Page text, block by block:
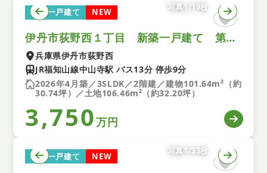
新築一戸建て NEW
写真1/19枚
伊丹市荻野西１丁目 新築一戸建て 第１ 全１区画
兵庫県伊丹市荻野西
JR福知山線中山寺駅 バス13分 停歩9分
2026年4月築／3SLDK／2階建／建物101.64m²（約
30.74坪）／土地106.46m²（約32.20坪）
3,750万円
新築一戸建て NEW
写真1/33枚